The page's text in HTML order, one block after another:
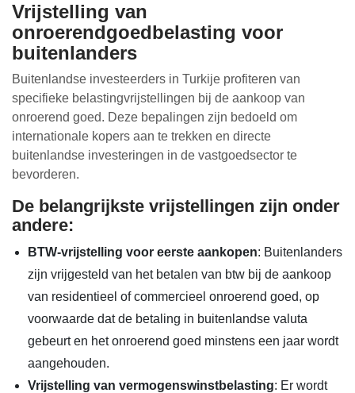
Vrijstelling van
onroerendgoedbelasting voor
buitenlanders
Buitenlandse investeerders in Turkije profiteren van
specifieke belastingvrijstellingen bij de aankoop van
onroerend goed. Deze bepalingen zijn bedoeld om
internationale kopers aan te trekken en directe
buitenlandse investeringen in de vastgoedsector te
bevorderen.
De belangrijkste vrijstellingen zijn onder
andere:
BTW-vrijstelling voor eerste aankopen: Buitenlanders
zijn vrijgesteld van het betalen van btw bij de aankoop
van residentieel of commercieel onroerend goed, op
voorwaarde dat de betaling in buitenlandse valuta
gebeurt en het onroerend goed minstens een jaar wordt
aangehouden.
Vrijstelling van vermogenswinstbelasting: Er wordt